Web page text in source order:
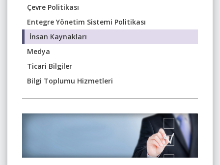
Çevre Politikası
Entegre Yönetim Sistemi Politikası
İnsan Kaynakları
Medya
Ticari Bilgiler
Bilgi Toplumu Hizmetleri